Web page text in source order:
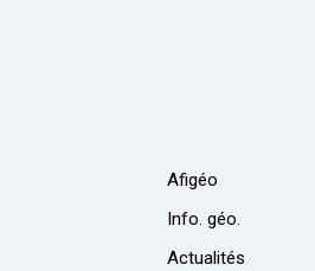
Afigéo
Info. géo.
Actualités